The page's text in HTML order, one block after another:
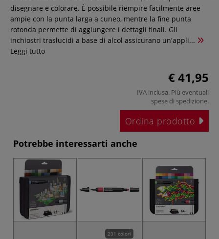
disegnare e colorare. È possibile riempire facilmente aree
ampie con la punta larga a cuneo, mentre la fine punta
rotonda permette di aggiungere i dettagli finali. Gli
inchiostri traslucidi a base di alcol assicurano un'appli...
Leggi tutto
€ 41,95
IVA inclusa. Più eventuali
spese di spedizione.
Ordina prodotto
Potrebbe interessarti anche
201 colori